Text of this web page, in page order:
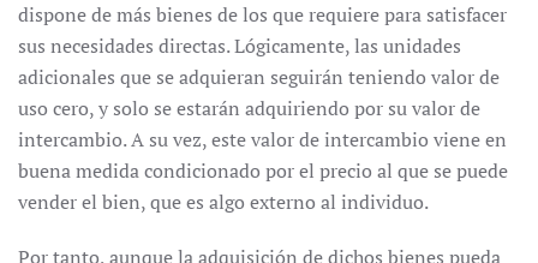
dispone de más bienes de los que requiere para satisfacer
sus necesidades directas. Lógicamente, las unidades
adicionales que se adquieran seguirán teniendo valor de
uso cero, y solo se estarán adquiriendo por su valor de
intercambio. A su vez, este valor de intercambio viene en
buena medida condicionado por el precio al que se puede
vender el bien, que es algo externo al individuo.
Por tanto, aunque la adquisición de dichos bienes pueda